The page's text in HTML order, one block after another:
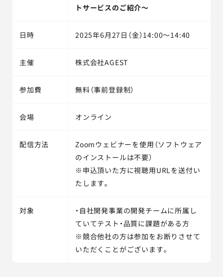
トサービスのご紹介～
日時 2025年6月27日（金）14:00～14:40
主催 株式会社AGEST
参加費 無料（事前登録制）
会場 オンライン
配信方法
Zoomウェビナーを使用（ソフトウェア
のインストールは不要）
※申込頂いた方に視聴用URLを送付い
たします。
対象
・自社開発事業の開発チームに所属し
ていてテスト・品質に課題がある方
※競合他社の方は参加をお断りさせて
いただくことがございます。